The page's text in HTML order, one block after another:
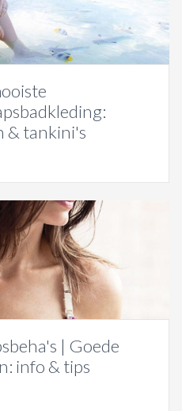
& tankini's
| Goede
info & tips